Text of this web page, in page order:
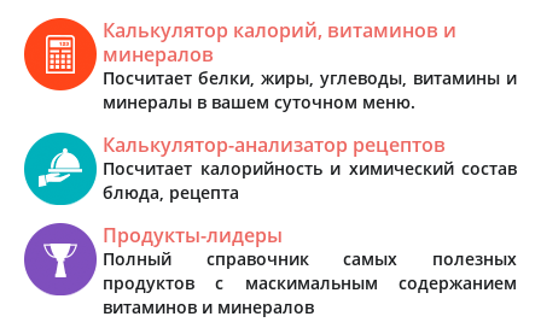
Калькулятор калорий, витаминов и
минералов
Посчитает белки, жиры, углеводы, витамины и
минералы в вашем суточном меню.
Калькулятор-анализатор рецептов
Посчитает калорийность и химический состав
блюда, рецепта
Продукты-лидеры
Полный справочник самых полезных
продуктов с маскимальным содержанием
витаминов и минералов